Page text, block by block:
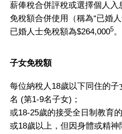
薪俸稅合併評稅或選擇個人入
免稅額合併使用（稱為“已婚
已婚人士免稅額為$264,0005。
子女免稅額
每位納稅人18歲以下同住的子
名 (第1-9名子女)；
或18-25歲的接受全日制教育的
或18歲以上，但因身體或精神